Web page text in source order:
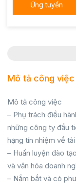
Ứng tuyển
Mô tả công việc
Mô tả công việc
– Phụ trách điều
những công ty đầu
hạng tín nhiệm về
– Huấn luyện đào
và văn hóa doanh
– Nắm bắt và có